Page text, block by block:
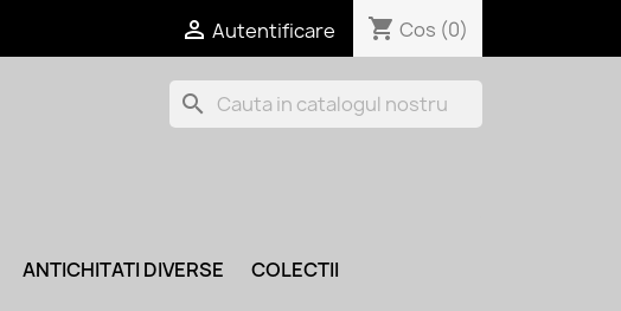
 Autentificare shopping_cart Cos (0)
search
ANTICHITATI DIVERSE COLECTII